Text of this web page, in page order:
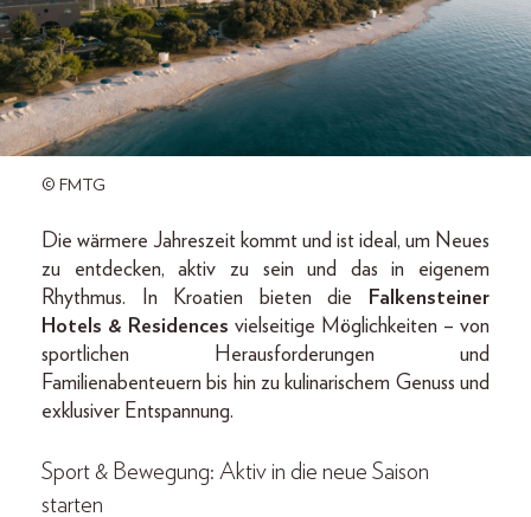
© FMTG
Die wärmere Jahreszeit kommt und ist ideal, um Neues
zu entdecken, aktiv zu sein und das in eigenem
Rhythmus. In Kroatien bieten die
Falkensteiner
Hotels & Residences vielseitige Möglichkeiten – von
sportlichen Herausforderungen und
Familienabenteuern bis hin zu kulinarischem Genuss und
exklusiver Entspannung.
Sport & Bewegung: Aktiv in die neue Saison
starten